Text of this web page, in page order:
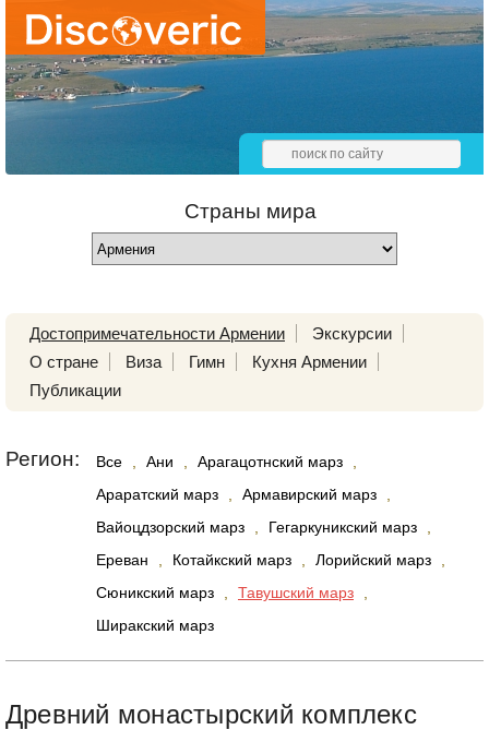
Страны мира
Достопримечательности Армении
Экскурсии
О стране
Виза Гимн
Кухня Армении
Публикации
Регион: Все Ани Арагацотнский марз
Араратский марз
Армавирский марз
Вайоцдзорский марз
Гегаркуникский марз
Ереван
Котайкский марз Лорийский марз
Сюникский марз
Тавушский марз
Ширакский марз
Древний монастырский комплекс